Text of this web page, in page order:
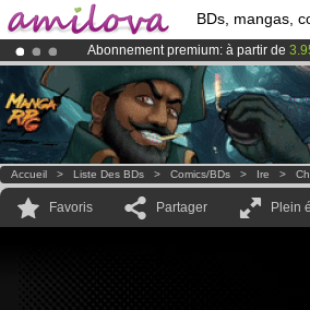
BDs, mangas,
Abonnement premium: à partir de
Déjà 100000membreset 1000BDs
LeKickstarter Amilova est désormais
Accueil > Liste Des BDs > Comics/BDs > Ire >
Favoris Partager Plein